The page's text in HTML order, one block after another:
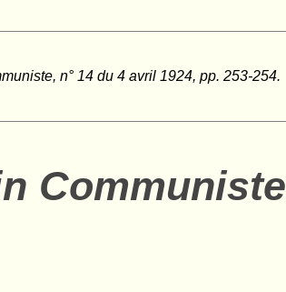
n° 14 du 4 avril 1924, pp. 253-254.
Communiste